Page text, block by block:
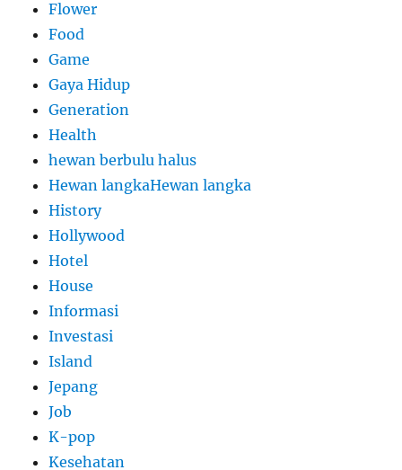
Flower
Food
Game
Gaya Hidup
Generation
Health
hewan berbulu halus
Hewan langkaHewan langka
History
Hollywood
Hotel
House
Informasi
Investasi
Island
Jepang
Job
K-pop
Kesehatan